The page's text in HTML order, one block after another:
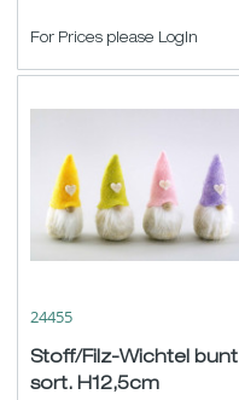
For Prices please LogIn
24455
Stoff/Filz-Wichtel bunt
sort. H12,5cm